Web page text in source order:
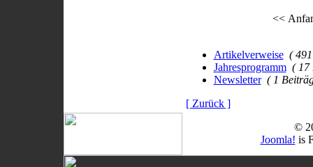
<<
Artikelverweise (
Jahresprogramm ( 17
Newsletter ( 1
[ Zurück ]
©
Joomla! is